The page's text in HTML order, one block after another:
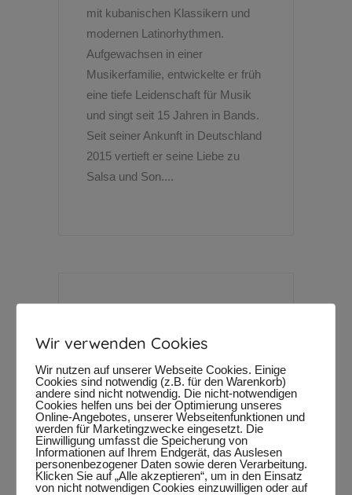
mit kubanischen Klassikern und
modernen Latinorhythmen.
Aufgewachsen in einer
Musikerfamilie, entwickelte er früh
eine tiefe Leidenschaft für Musik
und singt seit 15 Jahren in Bands.
Seit seiner Ankunft in Deutschland
2015 vertieft er seine Liebe zu
Salsa und Son....
17. April 2024 By SMF
Loop 'n Loompa bringt das Pflaster
zum Beben, lange bevor jemand
„Tanzfläche“ sagen kann. Die Band
aus Spanien verwandelt seit
Jahren Straßen, Plätze und Ecken
in spontane Dancefloors. Mit einer
Wir verwenden Cookies
Wir nutzen auf unserer Webseite Cookies. Einige
Cookies sind notwendig (z.B. für den Warenkorb)
andere sind nicht notwendig. Die nicht-notwendigen
Cookies helfen uns bei der Optimierung unseres
Online-Angebotes, unserer Webseitenfunktionen und
werden für Marketingzwecke eingesetzt. Die
Einwilligung umfasst die Speicherung von
Informationen auf Ihrem Endgerät, das Auslesen
personenbezogener Daten sowie deren Verarbeitung.
Klicken Sie auf „Alle akzeptieren“, um in den Einsatz
von nicht notwendigen Cookies einzuwilligen oder auf